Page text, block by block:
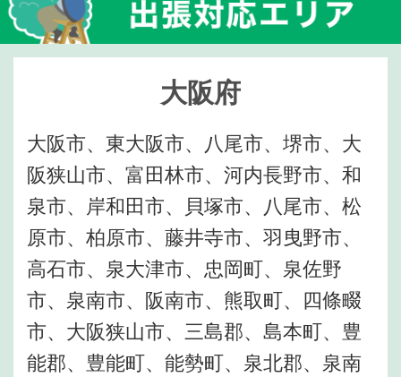
大阪府
大阪市、東大阪市、八尾市、堺市、大
阪狭山市、富田林市、河内長野市、和
泉市、岸和田市、貝塚市、八尾市、松
原市、柏原市、藤井寺市、羽曳野市、
高石市、泉大津市、忠岡町、泉佐野
市、泉南市、阪南市、熊取町、四條畷
市、大阪狭山市、三島郡、島本町、豊
能郡、豊能町、能勢町、泉北郡、泉南